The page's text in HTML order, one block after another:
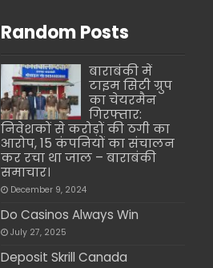
Random Posts
बाराबंकी में
टाइम सिटी ग्रुप
का चेयरमैन
गिरफ्तार:
निवेशकों से करोड़ों की ठगी का
आरोप, 15 कंपनियों का संचालन
कर रचा था जाल – बाराबंकी
समाचार।
December 9, 2024
Do Casinos Always Win
July 27, 2025
Deposit Skrill Canada